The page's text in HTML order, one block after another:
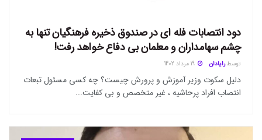
دود انتصابات فله ای در صندوق ذخیره فرهنگیان تنها به
چشم سهامداران و معلمان بی دفاع خواهد رفت!
توسط رایادان
دلیل سکوت وزیر آموزش و پرورش چیست؟ چه کسی مسئول تبعات
انتصاب افراد پرحاشیه ، غیر متخصص و بی کفایت...